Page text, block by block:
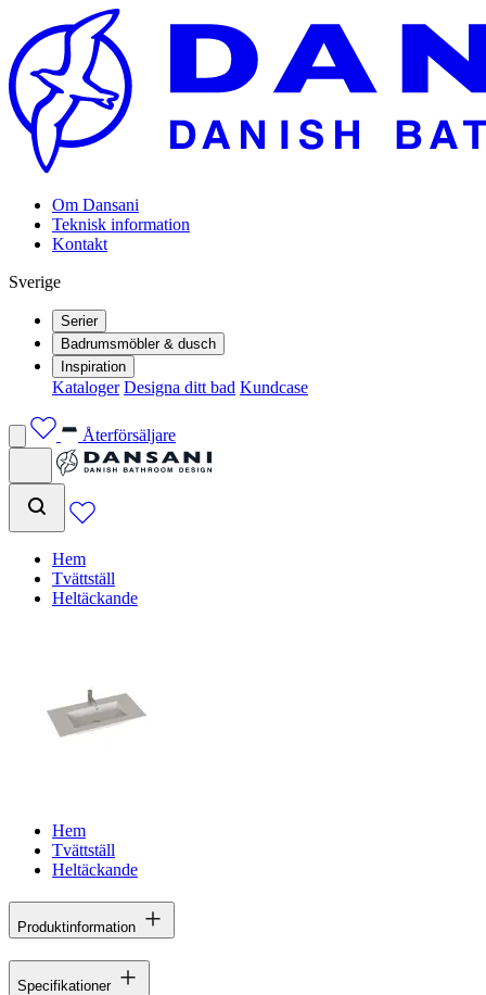
Om Dansani
Teknisk information
Kontakt
Sverige
Serier
Badrumsmöbler & dusch
Inspiration
Kataloger Designa ditt bad Kundcase
Återförsäljare
Hem
Tvättställ
Heltäckande
Hem
Tvättställ
Heltäckande
Produktinformation
Specifikationer